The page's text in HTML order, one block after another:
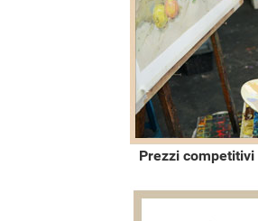
Prezzi competitivi